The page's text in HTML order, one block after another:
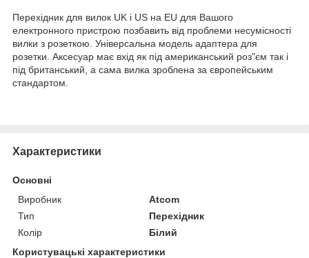
Перехідник для вилок UK і US на EU для Вашого
електронного пристрою позбавить від проблеми несумісності
вилки з розеткою. Універсальна модель адаптера для
розетки. Аксесуар має вхід як під американський роз"єм так і
під британський, а сама вилка зроблена за європейським
стандартом.
Характеристики
Основні
Виробник
Atcom
Тип
Перехідник
Колір
Білий
Користувацькі характеристики